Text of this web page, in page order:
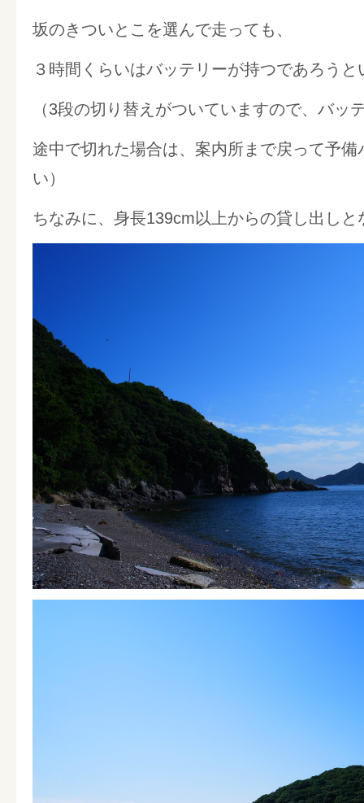
坂のきついとこを選んで走っても、
３時間くらいはバッテリーが持つであろう
（3段の切り替えがついていますので、バッ
途中で切れた場合は、案内所まで戻って予
い）
ちなみに、身長139cm以上からの貸し出しと